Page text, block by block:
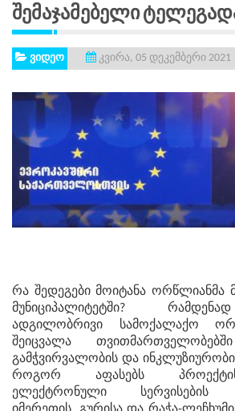
Შემაჯამებელი
ვიდეო
კვირა, 05 დეკემბერი 2021
რა შედეგები მოიტანა ორწლიანმა
მუნიციპალიტეტში?
ადგილობრივი სამოქალაქო
შეიცვალა
გამჭვირვალობის და
როგორ აფასებს
ელექტრონული სერვისების